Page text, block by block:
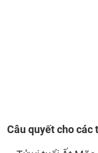
Câu quyết cho các